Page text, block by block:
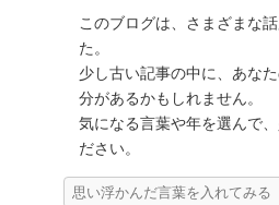
このブログは、さまざまな
た。
少し古い記事の中に、あな
分があるかもしれません。
気になる言葉や年を選んで
ださい。